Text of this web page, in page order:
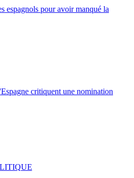
espagnols pour avoir manqué la
critiquent une nomination